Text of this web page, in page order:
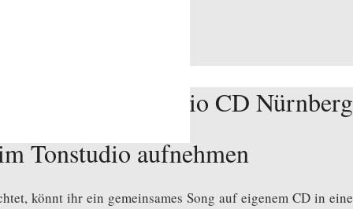
Tonstudio aufnehmen
könnt ihr ein gemeinsames Song auf eigenem CD in